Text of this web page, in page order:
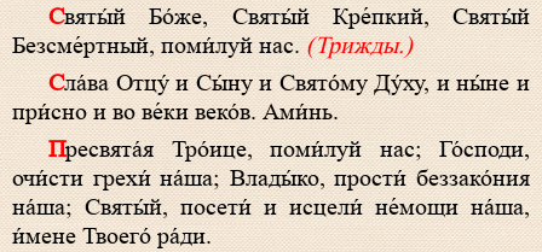
Святы́й Бо́же, Святы́й Кре́пкий, Святы́й
Безсме́ртный, поми́луй нас.(Трижды.)
Сла́ва Отцу́ и Сы́ну и Свято́му Ду́ху, и ны́не и
при́сно и во ве́ки веко́в. Ами́нь.
Пресвята́я Тро́ице, поми́луй нас; Го́споди,
очи́сти грехи́ на́ша; Влады́ко, прости́ беззако́ния
на́ша; Святы́й, посети́ и исцели́ не́мощи на́ша,
и́мене Твоего́ ра́ди.